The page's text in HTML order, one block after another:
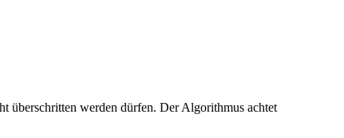
überschritten werden dürfen. Der Algorithmus achtet